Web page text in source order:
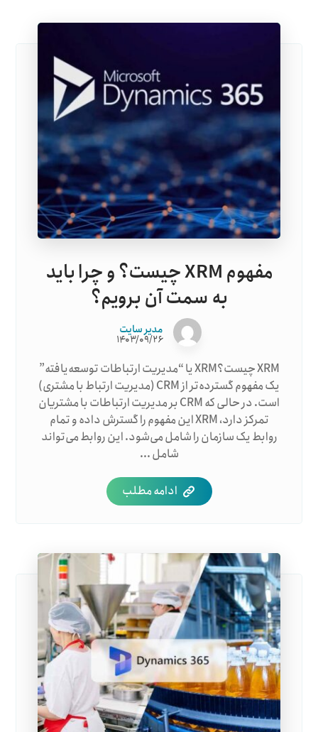
مفهوم XRM چیست؟ و چرا باید
به سمت آن برویم؟
مدیر سایت
۱۴۰۳/۰۹/۲۶
XRM چیست؟XRM یا “مدیریت ارتباطات توسعه‌یافته”
یک مفهوم گسترده‌تر از CRM (مدیریت ارتباط با مشتری)
است. در حالی که CRM بر مدیریت ارتباطات با مشتریان
تمرکز دارد، XRM این مفهوم را گسترش داده و تمام
روابط یک سازمان را شامل می‌شود. این روابط می‌تواند
شامل ...
ادامه مطلب